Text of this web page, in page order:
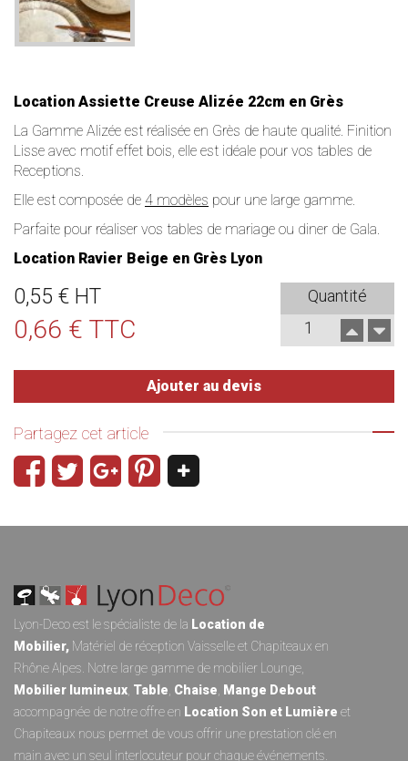
Location Assiette Creuse Alizée 22cm en Grès
La Gamme Alizée est réalisée en Grès de haute qualité. Finition
Lisse avec motif effet bois, elle est idéale pour vos tables de
Receptions.
Elle est composée de 4 modèles pour une large gamme.
Parfaite pour réaliser vos tables de mariage ou diner de Gala.
Location Ravier Beige en Grès Lyon
0,55 € HT
0,66 € TTC
Quantité
Ajouter au devis
Partagez cet article
Lyon-Deco est le spécialiste de la Location de
Mobilier, Matériel de réception Vaisselleet Chapiteaux en
Rhône Alpes. Notre large gamme de mobilier Lounge
Mobilier lumineux Table Chaise
Mange Debout
accompagnée de notre offre en Location Son et Lumière et
Chapiteaux nous permet de vous offrir une prestation clé en
main avec un seul interlocuteur pour chaque événements.